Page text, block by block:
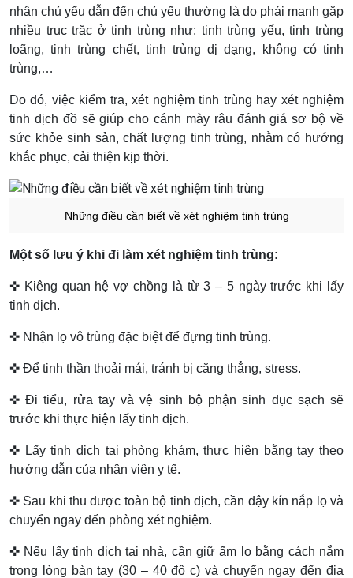
nhân chủ yếu dẫn đến chủ yếu thường là do phái mạnh gặp
nhiều trục trặc ở tinh trùng như: tinh trùng yếu, tinh trùng
loãng, tinh trùng chết, tinh trùng dị dạng, không có tinh
trùng,…
Do đó, việc kiểm tra, xét nghiệm tinh trùng hay xét nghiệm
tinh dịch đồ sẽ giúp cho cánh mày râu đánh giá sơ bộ về
sức khỏe sinh sản, chất lượng tinh trùng, nhằm có hướng
khắc phục, cải thiện kịp thời.
Những điều cần biết về xét nghiệm tinh trùng
Một số lưu ý khi đi làm xét nghiệm tinh trùng:
✜ Kiêng quan hệ vợ chồng là từ 3 – 5 ngày trước khi lấy
tinh dịch.
✜ Nhận lọ vô trùng đặc biệt để đựng tinh trùng.
✜ Để tinh thần thoải mái, tránh bị căng thẳng, stress.
✜ Đi tiểu, rửa tay và vệ sinh bộ phận sinh dục sạch sẽ
trước khi thực hiện lấy tinh dịch.
✜ Lấy tinh dịch tại phòng khám, thực hiện bằng tay theo
hướng dẫn của nhân viên y tế.
✜ Sau khi thu được toàn bộ tinh dịch, cần đậy kín nắp lọ và
chuyển ngay đến phòng xét nghiệm.
✜ Nếu lấy tinh dịch tại nhà, cần giữ ấm lọ bằng cách nắm
trong lòng bàn tay (30 – 40 độ c) và chuyển ngay đến địa